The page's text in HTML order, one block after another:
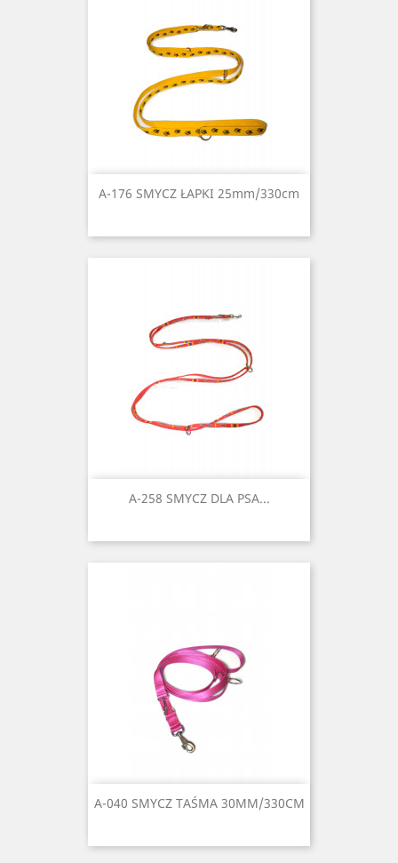
A-176 SMYCZ ŁAPKI 25mm/330cm
A-258 SMYCZ DLA PSA...
A-040 SMYCZ TAŚMA 30MM/330CM